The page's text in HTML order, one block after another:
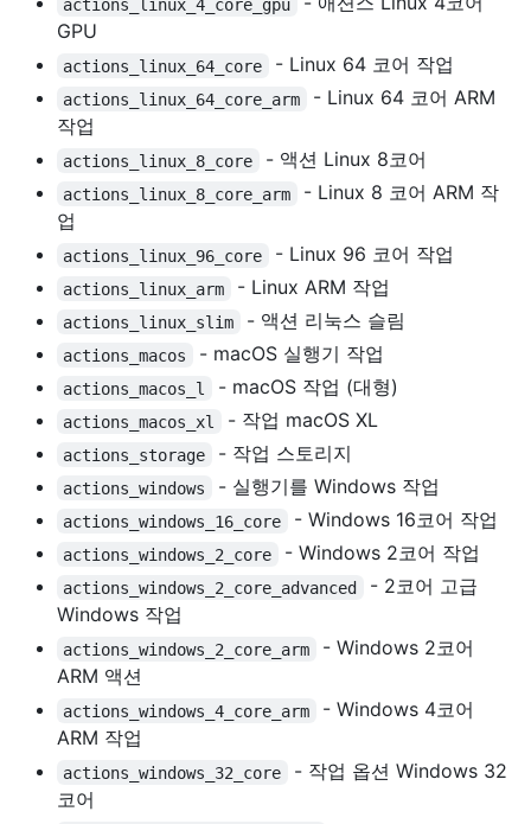
actions_linux_4_core_gpu
GPU
actions_linux_64_core - Linux 64 코어 작업
actions_linux_64_core_arm
- Linux 64 코어 ARM
작업
actions_linux_8_core - 액션 Linux 8코어
actions_linux_8_core_arm
- Linux 8 코어 ARM 작
업
actions_linux_96_core - Linux 96 코어 작업
actions_linux_arm - Linux ARM 작업
actions_linux_slim - 액션 리눅스 슬림
actions_macos - macOS 실행기 작업
actions_macos_l - macOS 작업 (대형)
actions_macos_xl - 작업 macOS XL
actions_storage - 작업 스토리지
actions_windows - 실행기를 Windows 작업
actions_windows_16_core - Windows 16코어 작업
actions_windows_2_core - Windows 2코어 작업
actions_windows_2_core_advanced
- 2코어 고급
Windows 작업
actions_windows_2_core_arm
- Windows 2코어
ARM 액션
actions_windows_4_core_arm
- Windows 4코어
ARM 작업
actions_windows_32_core
- 작업 옵션 Windows 32
코어